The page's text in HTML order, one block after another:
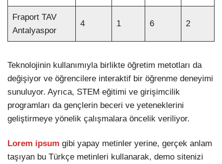
Fraport TAV
Antalyaspor
4 1 6 2
Teknolojinin kullanımıyla birlikte öğretim metotları da
değişiyor ve öğrencilere interaktif bir öğrenme deneyimi
sunuluyor. Ayrıca, STEM eğitimi ve girişimcilik
programları da gençlerin beceri ve yeteneklerini
geliştirmeye yönelik çalışmalara öncelik veriliyor.
Lorem ipsum gibi yapay metinler yerine, gerçek anlam
taşıyan bu Türkçe metinleri kullanarak, demo sitenizi